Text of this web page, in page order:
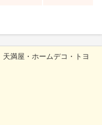
満屋・ホームデコ・トヨ